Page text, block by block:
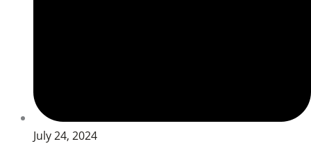
July 24, 2024